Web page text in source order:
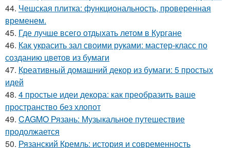
44. Чешская плитка: функциональность, проверенная
временем.
45. Где лучше всего отдыхать летом в Кургане
46. Как украсить зал своими руками: мастер-класс по
созданию цветов из бумаги
47. Креативный домашний декор из бумаги: 5 простых
идей
48. 4 простые идеи декора: как преобразить ваше
пространство без хлопот
49. CAGMO Рязань: Музыкальное путешествие
продолжается
50. Рязанский Кремль: история и современность